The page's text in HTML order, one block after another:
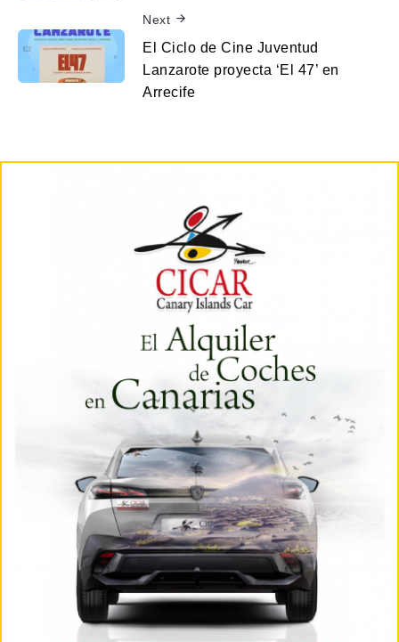
Next
El Ciclo de Cine Juventud
Lanzarote proyecta ‘El 47’ en
Arrecife